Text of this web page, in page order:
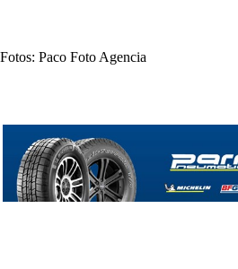
Fotos: Paco Foto Agencia